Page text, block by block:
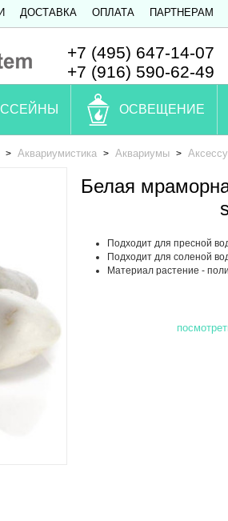
ДОСТАВКА ОПЛАТА ПАРТНЕРАМ
+7 (495) 647-14-07
+7 (916) 590-62-49
ОСВЕЩЕНИЕ
> Аквариумистика > Аквариумы >
Белая
Подходит для пресной
Подходит для соленой
Материал растение -